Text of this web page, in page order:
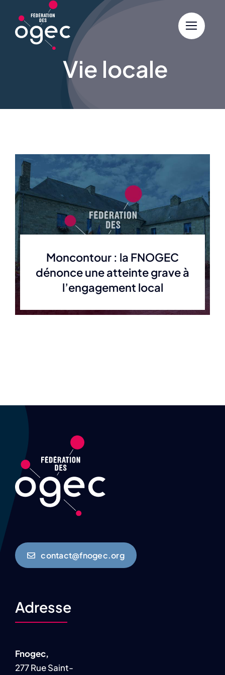
content
Vie locale
Moncontour : la FNOGEC
dénonce une atteinte grave à
l’engagement local
contact@fnogec.org
Adresse
Fnogec,
277 Rue Saint-